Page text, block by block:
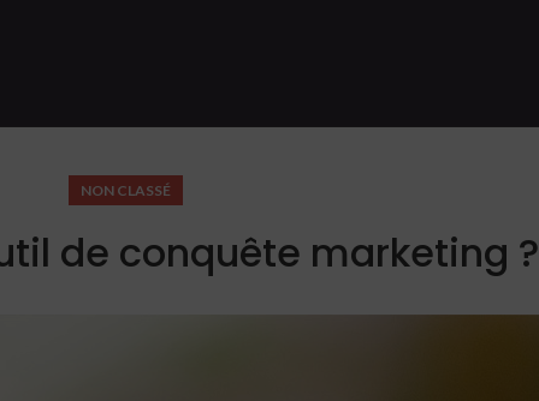
NON CLASSÉ
de conquête marketing ?